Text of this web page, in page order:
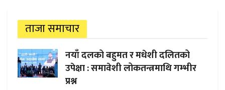
ताजा समाचार
नयाँ दलको बहुमत र मधेशी दलितको
उपेक्षा : समावेशी लोकतन्त्रमाथि गम्भीर
प्रश्न